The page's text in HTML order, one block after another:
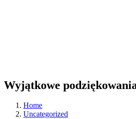
Wyjątkowe
Home
Uncategorized